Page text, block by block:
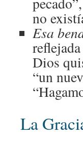
no
Esa
Dios
“un
La